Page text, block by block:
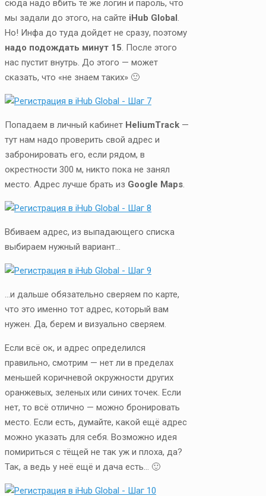
сюда надо вбить те же логин и пароль, что
мы задали до этого, на сайте iHub Global
Но! Инфа до туда дойдет не сразу, поэтому
надо подождать минут 15 . После этого
нас пустит внутрь. До этого — может
сказать, что «не знаем таких» 🙂
Попадаем в личный кабинет HeliumTrack —
тут нам надо проверить свой адрес и
забронировать его, если рядом, в
окрестности 300 м, никто пока не занял
место. Адрес лучше брать из Google Maps
Вбиваем адрес, из выпадающего списка
выбираем нужный вариант…
…и дальше обязательно сверяем по карте,
что это именно тот адрес, который вам
нужен. Да, берем и визуально сверяем.
Если всё ок, и адрес определился
правильно, смотрим — нет ли в пределах
меньшей коричневой окружности других
оранжевых, зеленых или синих точек. Если
нет, то всё отлично — можно бронировать
место. Если есть, думайте, какой ещё адрес
можно указать для себя. Возможно идея
помириться с тёщей не так уж и плоха, да?
Так, а ведь у неё ещё и дача есть… 🙂